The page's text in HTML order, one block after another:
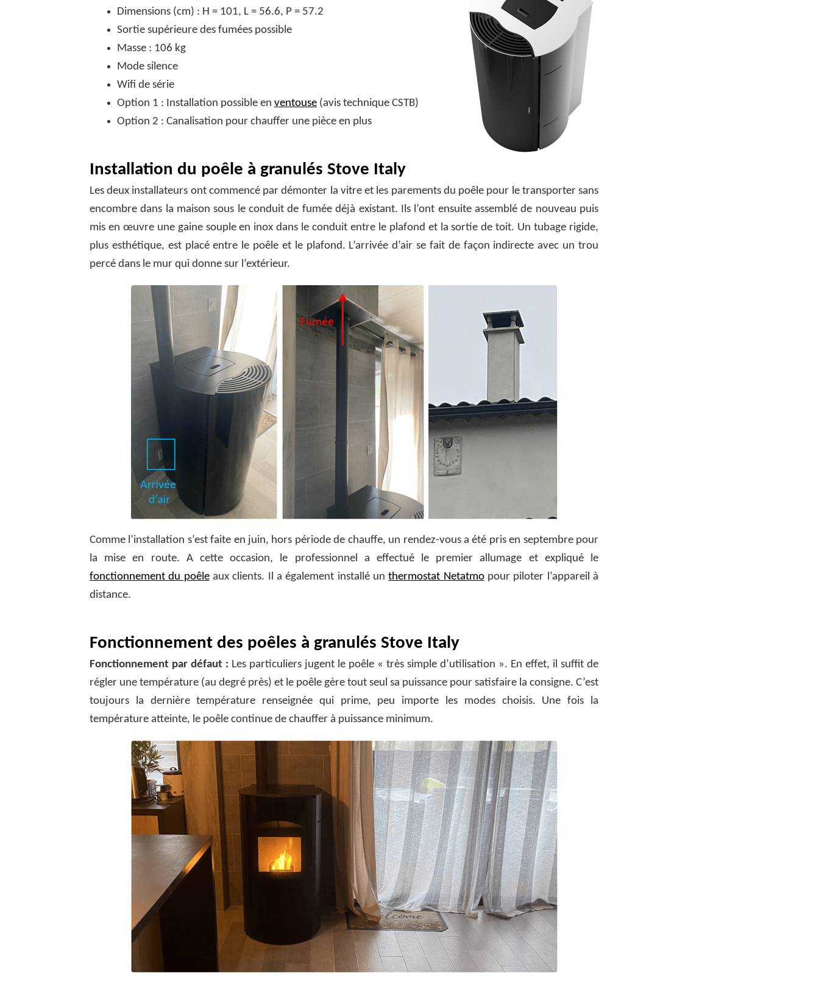
Dimensions (cm) : H = 101, L = 56.6, P = 57.2
Sortie supérieure des fumées possible
Masse : 106 kg
Mode silence
Wifi de série
Option 1 : Installation possible en ventouse (avis technique CSTB)
Option 2 : Canalisation pour chauffer une pièce en plus
Installation du poêle à granulés Stove Italy
Les deux installateurs ont commencé par démonter la vitre et les parements du poêle pour le transporter sans
encombre dans la maison sous le conduit de fumée déjà existant. Ils l’ont ensuite assemblé de nouveau puis
mis en œuvre une gaine souple en inox dans le conduit entre le plafond et la sortie de toit. Un tubage rigide,
plus esthétique, est placé entre le poêle et le plafond. L’arrivée d’air se fait de façon indirecte avec un trou
percé dans le mur qui donne sur l’extérieur.
Comme l’installation s’est faite en juin, hors période de chauffe, un rendez-vous a été pris en septembre pour
la mise en route. A cette occasion, le professionnel a effectué le premier allumage et expliqué le
fonctionnement du poêleaux clients. Il a également installé unthermostat Netatmopour piloter l’appareil à
distance.
Fonctionnement des poêles à granulés Stove Italy
Fonctionnement par défaut : Les particuliers jugent le poêle « très simple d’utilisation ». En effet, il suffit de
régler une température (au degré près) et le poêle gère tout seul sa puissance pour satisfaire la consigne. C’est
toujours la dernière température renseignée qui prime, peu importe les modes choisis. Une fois la
température atteinte, le poêle continue de chauffer à puissance minimum.